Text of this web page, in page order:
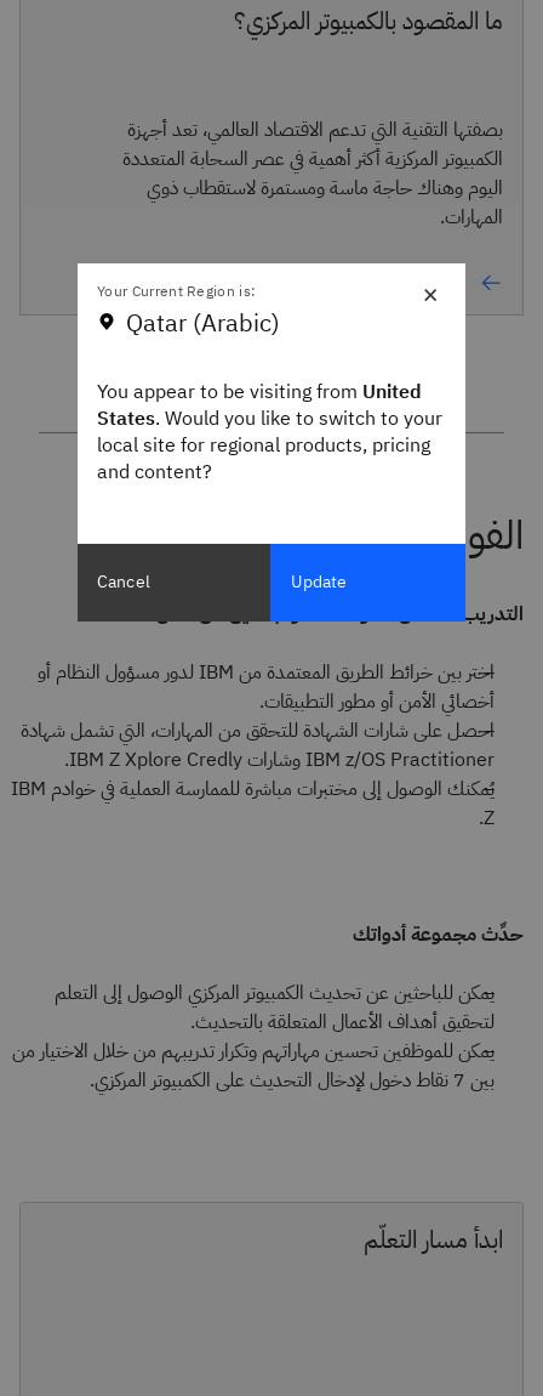
ما المقصود بالكمبيوتر المركزي؟
بصفتها التقنية التي تدعم الاقتصاد العالمي، تعد أجهزة
الكمبيوتر المركزية أكثر أهمية في عصر السحابة المتعددة
اليوم وهناك حاجة ماسة ومستمرة لاستقطاب ذوي
المهارات.
التدريب الشامل للمؤسسات والباحثين عن عمل
اختر بين خرائط الطريق المعتمدة من IBM لدور مسؤول النظام أو
أخصائي الأمن أو مطور التطبيقات.
احصل على شارات الشهادة للتحقق من المهارات، التي تشمل شهادة
IBM z/OS Practitioner وشارات IBM Z Xplore Credly.
يُمكنك الوصول إلى مختبرات مباشرة للممارسة العملية في خوادم IBM
Z.
حدِّث مجموعة أدواتك
يمكن للباحثين عن تحديث الكمبيوتر المركزي الوصول إلى التعلم
لتحقيق أهداف الأعمال المتعلقة بالتحديث.
يمكن للموظفين تحسين مهاراتهم وتكرار تدريبهم من خلال الاختيار من
بين 7 نقاط دخول لإدخال التحديث على الكمبيوتر المركزي.
ابدأ مسار التعلّم
×
Your Current Region is:
Qatar (Arabic)
You appear to be visiting from United
States. Would you like to switch to your
local site for regional products, pricing
and content?
Cancel Update